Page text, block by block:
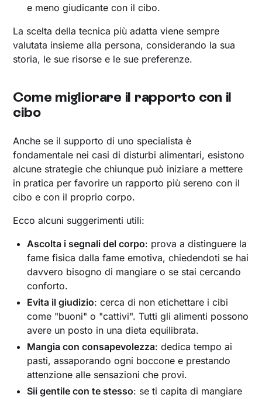
e meno giudicante con il cibo.
La scelta della tecnica più adatta viene sempre
valutata insieme alla persona, considerando la sua
storia, le sue risorse e le sue preferenze.
Come migliorare il rapporto con il
cibo
Anche se il supporto di uno specialista è
fondamentale nei casi di disturbi alimentari, esistono
alcune strategie che chiunque può iniziare a mettere
in pratica per favorire un rapporto più sereno con il
cibo e con il proprio corpo.
Ecco alcuni suggerimenti utili:
Ascolta i segnali del corpo: prova a distinguere la
fame fisica dalla fame emotiva, chiedendoti se hai
davvero bisogno di mangiare o se stai cercando
conforto.
Evita il giudizio: cerca di non etichettare i cibi
come "buoni" o "cattivi". Tutti gli alimenti possono
avere un posto in una dieta equilibrata.
Mangia con consapevolezza: dedica tempo ai
pasti, assaporando ogni boccone e prestando
attenzione alle sensazioni che provi.
Sii gentile con te stesso: se ti capita di mangiare